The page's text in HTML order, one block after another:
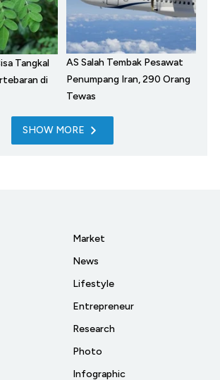
Tangkal
di
AS Salah Tembak Pesawat
Penumpang Iran, 290 Orang
Tewas
SHOW MORE
Market
News
Lifestyle
Entrepreneur
Research
Photo
Infographic